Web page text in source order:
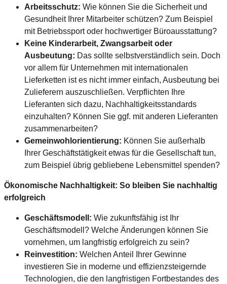
Arbeitsschutz: Wie können Sie die Sicherheit und
Gesundheit Ihrer Mitarbeiter schützen? Zum Beispiel
mit Betriebssport oder hochwertiger Büroausstattung?
Keine Kinderarbeit, Zwangsarbeit oder
Ausbeutung: Das sollte selbstverständlich sein. Doch
vor allem für Unternehmen mit internationalen
Lieferketten ist es nicht immer einfach, Ausbeutung bei
Zulieferern auszuschließen. Verpflichten Ihre
Lieferanten sich dazu, Nachhaltigkeitsstandards
einzuhalten? Können Sie ggf. mit anderen Lieferanten
zusammenarbeiten?
Gemeinwohlorientierung: Können Sie außerhalb
Ihrer Geschäftstätigkeit etwas für die Gesellschaft tun,
zum Beispiel übrig gebliebene Lebensmittel spenden?
Ökonomische Nachhaltigkeit: So bleiben Sie nachhaltig
erfolgreich
Geschäftsmodell: Wie zukunftsfähig ist Ihr
Geschäftsmodell? Welche Änderungen können Sie
vornehmen, um langfristig erfolgreich zu sein?
Reinvestition: Welchen Anteil Ihrer Gewinne
investieren Sie in moderne und effizienzsteigernde
Technologien, die den langfristigen Fortbestandes des